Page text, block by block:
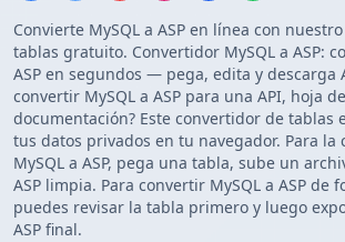
Convierte MySQL a ASP en línea con
tablas gratuito. Convertidor MySQL a ASP:
ASP en segundos — pega, edita y descarga
convertir MySQL a ASP para una API, hoja
documentación? Este convertidor de tablas
tus datos privados en tu navegador. Para la
MySQL a ASP, pega una tabla, sube un
ASP limpia. Para convertir MySQL a ASP de
puedes revisar la tabla primero y luego
ASP final.